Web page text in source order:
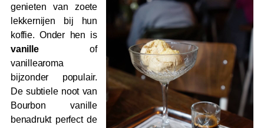
genieten van zoete
lekkernijen bij hun
koffie. Onder hen is
vanilleof
vanillearoma
bijzonder populair.
De subtiele noot van
Bourbon vanille
benadrukt perfect de